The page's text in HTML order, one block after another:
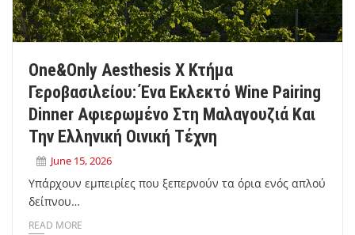
One&Only Aesthesis X Κτήμα
Γεροβασιλείου: Ένα Εκλεκτό Wine Pairing
Dinner Αφιερωμένο Στη Μαλαγουζιά Και
Την Ελληνική Οινική Τέχνη
June 15, 2026
Υπάρχουν εμπειρίες που ξεπερνούν τα όρια ενός απλού
δείπνου…
READ MORE